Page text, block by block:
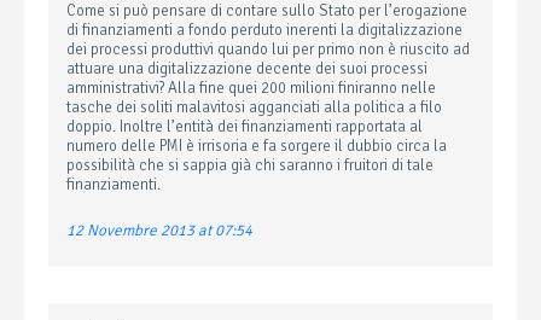
Come si può pensare di contare sullo Stato per l’erogazione
di finanziamenti a fondo perduto inerenti la digitalizzazione
dei processi produttivi quando lui per primo non è riuscito ad
attuare una digitalizzazione decente dei suoi processi
amministrativi? Alla fine quei 200 milioni finiranno nelle
tasche dei soliti malavitosi agganciati alla politica a filo
doppio. Inoltre l’entità dei finanziamenti rapportata al
numero delle PMI è irrisoria e fa sorgere il dubbio circa la
possibilità che si sappia già chi saranno i fruitori di tale
finanziamenti.
12 Novembre 2013 at 07:54